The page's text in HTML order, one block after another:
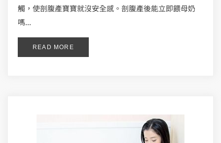
觸，使剖腹產寶寶就沒安全感。剖腹產後能立即餵母奶
嗎...
READ MORE